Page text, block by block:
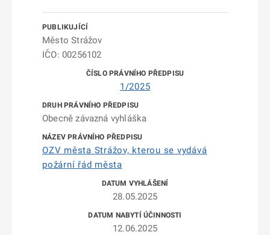
Město Strážov
IČO: 00256102
1/2025
Obecně závazná vyhláška
OZV města Strážov, kterou se vydává
požární řád města
28.05.2025
12.06.2025